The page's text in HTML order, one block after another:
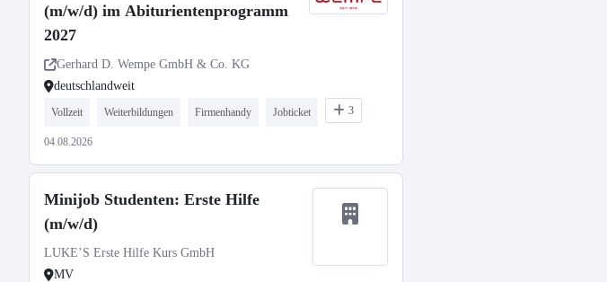
(m/w/d) im Abiturientenprogramm
2027
Gerhard D. Wempe GmbH & Co. KG
deutschlandweit
Vollzeit Weiterbildungen Firmenhandy Jobticket 3
04.08.2026
Minijob Studenten: Erste Hilfe
(m/w/d)
LUKE’S Erste Hilfe Kurs GmbH
MV